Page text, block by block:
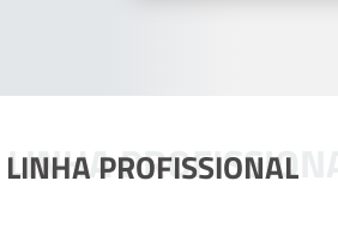
LINHA PROFISSIONAL
LINHA PROFISSIONAL